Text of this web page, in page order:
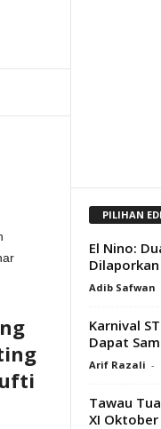
PILIHAN
El Nino:
Dilaporkan
Adib Safwan
Karnival
Dapat
Arif Razali -
Tawau
XI Oktober